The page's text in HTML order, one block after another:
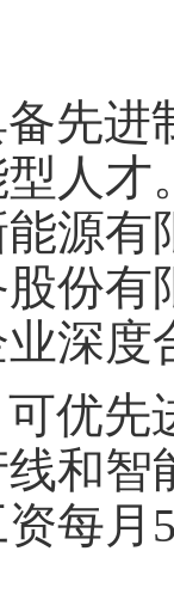
先进
人
源有
份有
深度
优先
和
每月